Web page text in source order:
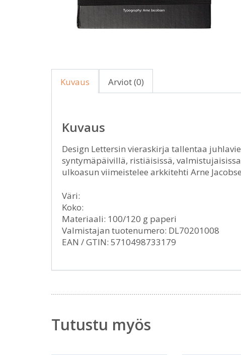
Kuvaus Arviot (0)
Kuvaus
Design Lettersin vieraskirja tallentaa
syntymäpäivillä, ristiäisissä,
ulkoasun viimeistelee arkkitehti Arne
Väri:
Koko:
Materiaali: 100/120 g paperi
Valmistajan tuotenumero: DL70201008
EAN / GTIN: 5710498733179
Tutustu myös